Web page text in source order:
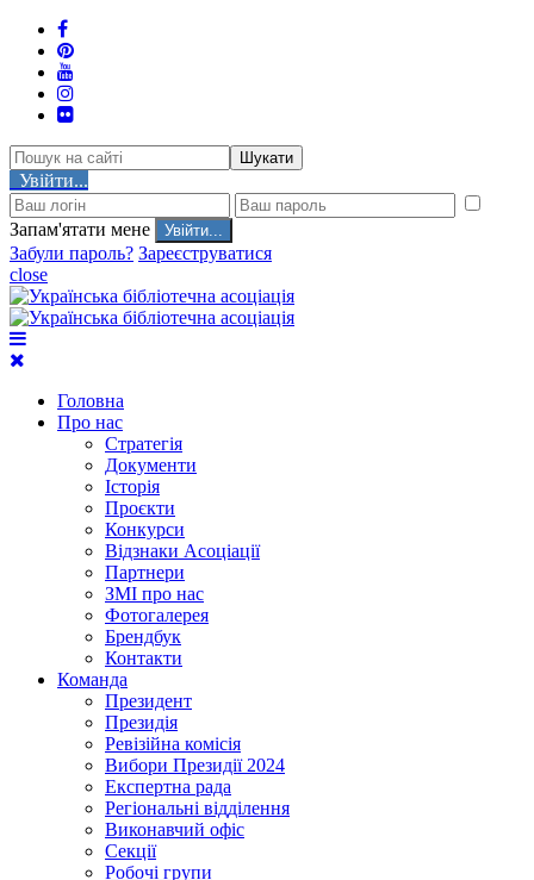
Шукати
Увійти...
Запам'ятати мене
Забули пароль? Зареєструватися
close
Головна
Про нас
Стратегія
Документи
Історія
Проєкти
Конкурси
Відзнаки Асоціації
Партнери
ЗМІ про нас
Фотогалерея
Брендбук
Контакти
Команда
Президент
Президія
Ревізійна комісія
Вибори Президії 2024
Експертна рада
Регіональні відділення
Виконавчий офіс
Секції
Робочі групи